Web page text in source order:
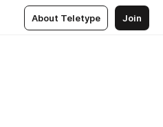
About Teletype Join